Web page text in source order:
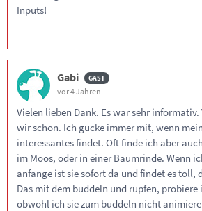
Inputs!
Gabi
vor 4 Jahren
Vielen lieben Dank. Es war sehr
wir schon. Ich gucke immer mit, wenn
interessantes findet. Oft finde ich aber
im Moos, oder in einer Baumrinde. Wenn
anfange ist sie sofort da und findet es toll,
Das mit dem buddeln und rupfen, probiere
obwohl ich sie zum buddeln nicht